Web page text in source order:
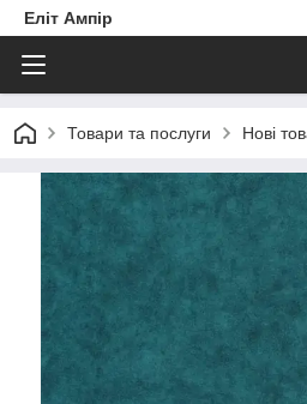
Еліт Ампір
Товари та послуги Нові